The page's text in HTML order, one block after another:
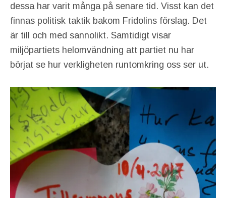
dessa har varit många på senare tid. Visst kan det
finnas politisk taktik bakom Fridolins förslag. Det
är till och med sannolikt. Samtidigt visar
miljöpartiets helomvändning att partiet nu har
börjat se hur verkligheten runtomkring oss ser ut.